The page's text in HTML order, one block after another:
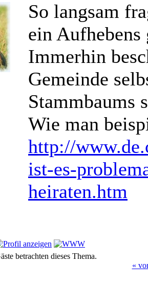
So langsam
ein
Immerhin
Gemeinde
Stammbaums
Wie man
http://
ist-es-
heiraten.htm
betrachten dieses Thema.
«